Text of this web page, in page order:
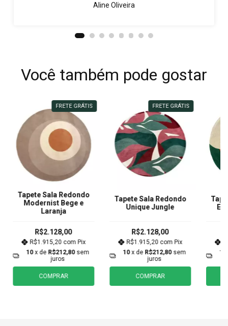
Aline Oliveira
Você também pode gostar
FRETE GRÁTIS
Tapete Sala Redondo
Modernist Bege e
Laranja
R$2.128,00
R$1.915,20 com Pix
10 x de R$212,80 sem
juros
COMPRAR
FRETE GRÁTIS
Tapete Sala Redondo
Unique Jungle
R$2.128,00
R$1.915,20 com Pix
10 x de R$212,80 sem
juros
COMPRAR
10